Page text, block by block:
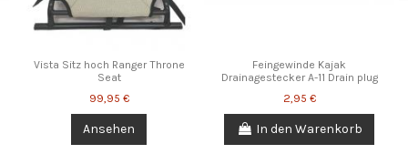
Vista Sitz hoch Ranger Throne
Seat
99,95 €
Ansehen
Feingewinde Kajak
Drainagestecker A-11 Drain plug
2,95 €
In den Warenkorb